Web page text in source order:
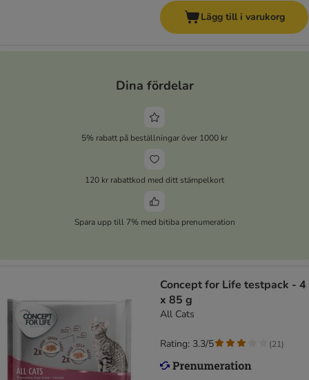
Lägg till i varukorg
Dina fördelar
5% rabatt på beställningar över 1000 kr
120 kr rabattkod med ditt stämpelkort
Spara upp till 7% med bitiba prenumeration
Concept for Life testpack - 4
x 85 g
All Cats
Rating: 3.3/5 (21)